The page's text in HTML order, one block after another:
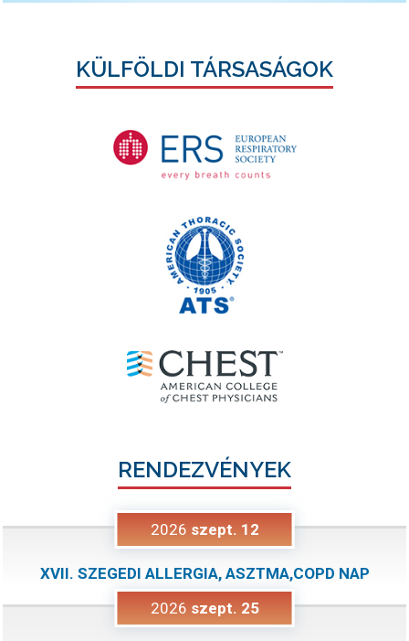
KÜLFÖLDI TÁRSASÁGOK
RENDEZVÉNYEK
2026 szept. 12
XVII. SZEGEDI ALLERGIA, ASZTMA,COPD NAP
2026 szept. 25